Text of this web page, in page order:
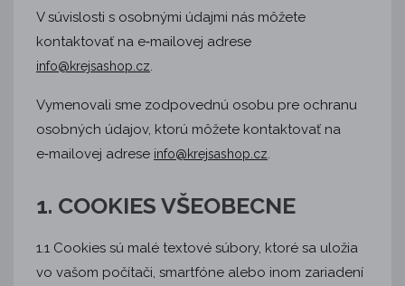
V súvislosti s osobnými údajmi nás môžete
kontaktovať na e‑mailovej adrese
info@krejsashop.cz.
Vymenovali sme zodpovednú osobu pre ochranu
osobných údajov, ktorú môžete kontaktovať na
e‑mailovej adrese info@krejsashop.cz.
1. COOKIES VŠEOBECNE
1.1 Cookies sú malé textové súbory, ktoré sa uložia
vo vašom počítači, smartfóne alebo inom zariadení